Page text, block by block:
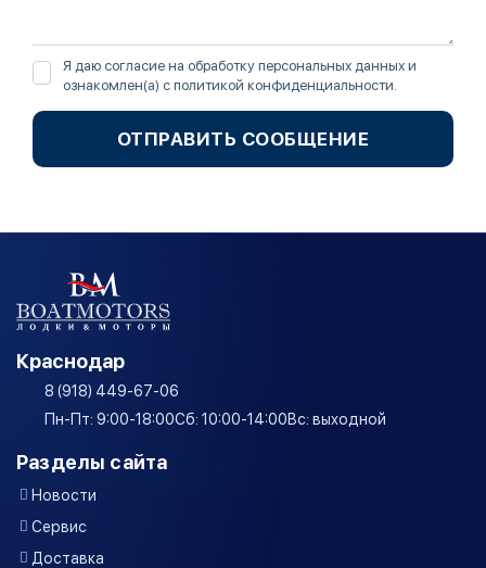
Я даю согласие на обработку персональных данных и
ознакомлен(а) с политикой конфиденциальности
ОТПРАВИТЬ СООБЩЕНИЕ
Краснодар
8 (918) 449-67-06
Пн-Пт: 9:00-18:00Сб: 10:00-14:00Вс: выходной
Разделы сайта
Новости
Сервис
Доставка